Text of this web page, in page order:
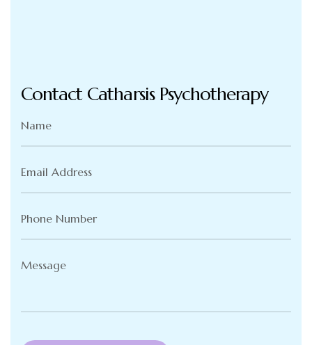
Contact Catharsis Psychotherapy
Name
Email
Address(Required)
Phone
Number(Required)
Message